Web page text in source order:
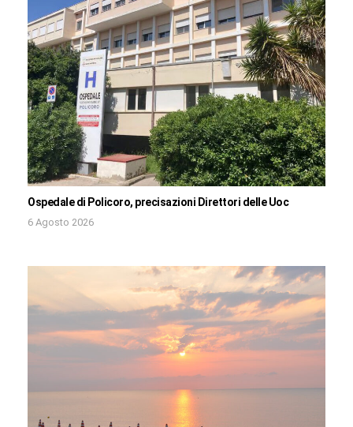
Ospedale di Policoro, precisazioni Direttori delle Uoc
6 Agosto 2026